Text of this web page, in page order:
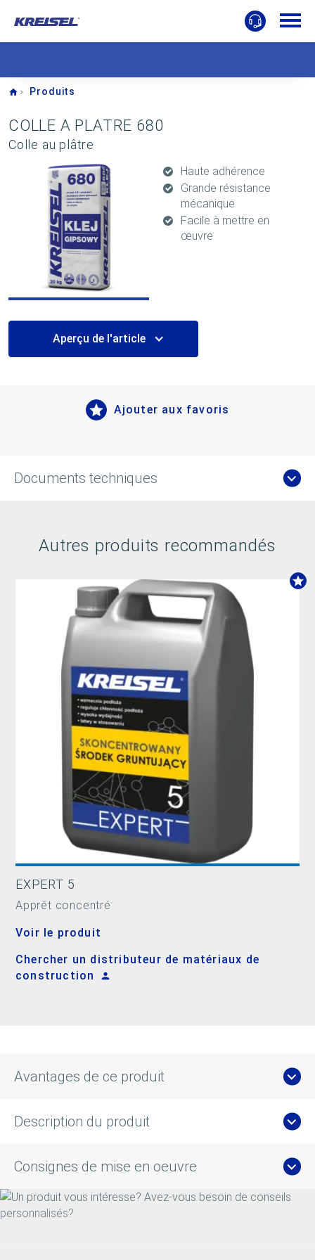
Home
Produits
COLLE A PLATRE 680
Colle au plâtre
Haute adhérence
Grande résistance
mécanique
Facile à mettre en
œuvre
Aperçu de l'article
Ajouter aux favoris
Documents techniques
Autres produits recommandés
EXPERT 5
Apprêt concentré
Voir le produit
Chercher un distributeur de matériaux de
construction
Avantages de ce produit
Description du produit
Consignes de mise en oeuvre